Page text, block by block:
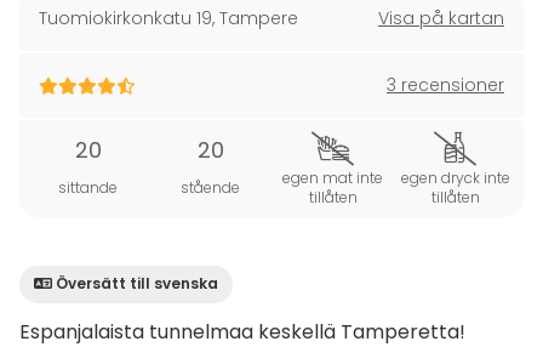
Tuomiokirkonkatu 19, Tampere Visa på kartan
3 recensioner
20
sittande
20
stående
egen mat inte
tillåten
egen dryck inte
tillåten
Översätt till svenska
Espanjalaista tunnelmaa keskellä Tamperetta!